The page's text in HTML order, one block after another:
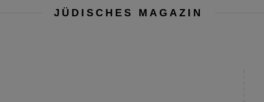
JÜDISCHES MAGAZIN